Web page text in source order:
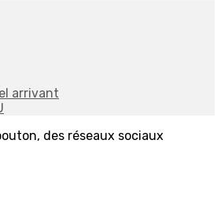
arrivant
des réseaux sociaux